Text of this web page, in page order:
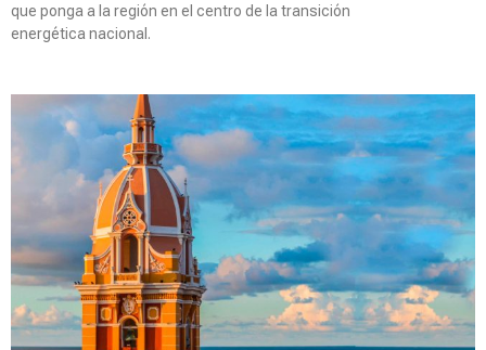
que ponga a la región en el centro de la transición
energética nacional.